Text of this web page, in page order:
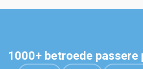
1000+ betroede passere